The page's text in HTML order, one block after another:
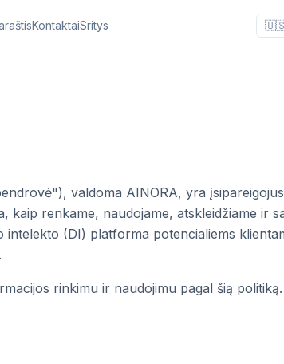
KontaktaiSritys
valdoma AINORA, yra
kaip renkame, naudojame, atskleidžiame ir
(DI) platforma potencialiems
rinkimu ir naudojimu pagal šią politiką.